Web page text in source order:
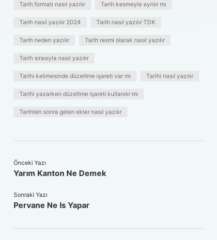
Tarih formatı nasıl yazılır Tarih kesmeyle ayrılır mı
Tarih nasıl yazılır 2024 Tarih nasıl yazılır TDK
Tarih neden yazılır Tarih resmi olarak nasıl yazılır
Tarih sırasıyla nasıl yazılır
Tarihi kelimesinde düzeltme işareti var mı Tarihi nasıl yazılır
Tarihi yazarken düzeltme işareti kullanılır mı
Tarihten sonra gelen ekler nasıl yazılır
Önceki Yazı
Yarım Kanton Ne Demek
Sonraki Yazı
Pervane Ne Is Yapar